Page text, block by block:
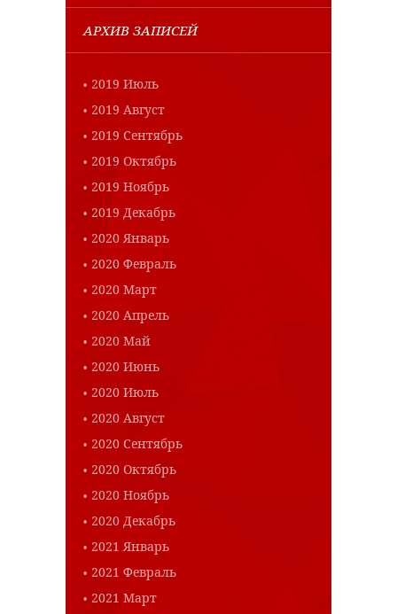
АРХИВ ЗАПИСЕЙ
2019 Июль
2019 Август
2019 Сентябрь
2019 Октябрь
2019 Ноябрь
2019 Декабрь
2020 Январь
2020 Февраль
2020 Март
2020 Апрель
2020 Май
2020 Июнь
2020 Июль
2020 Август
2020 Сентябрь
2020 Октябрь
2020 Ноябрь
2020 Декабрь
2021 Январь
2021 Февраль
2021 Март